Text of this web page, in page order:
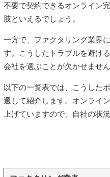
不要で契約できるオンライン
肢といえるでしょう。
一方で、ファクタリング業界
す。こうしたトラブルを避け
会社を選ぶことが欠かせません
以下の一覧表では、こうした
選して紹介します。オンライ
上げていますので、自社の状